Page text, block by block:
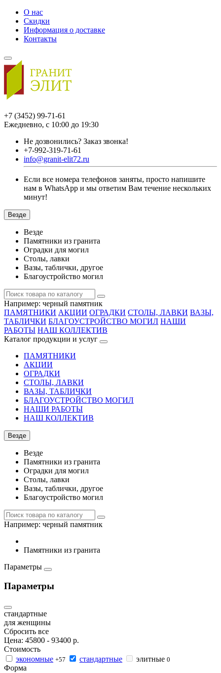
О нас
Скидки
Информация о доставке
Контакты
+7 (3452) 99-71-61
Ежедневно, с 10:00 до 19:30
Не дозвонились? Заказ звонка!
+7-992-319-71-61
info@granit-elit72.ru
Если все номера телефонов заняты, просто напишите
нам в WhatsApp и мы ответим Вам течение нескольких
минут!
Везде
Везде
Памятники из гранита
Оградки для могил
Столы, лавки
Вазы, таблички, другое
Благоустройство могил
Например: черный памятник
ПАМЯТНИКИ АКЦИИ ОГРАДКИ СТОЛЫ, ЛАВКИ ВАЗЫ,
ТАБЛИЧКИ БЛАГОУСТРОЙСТВО МОГИЛ НАШИ
РАБОТЫ НАШ КОЛЛЕКТИВ
Каталог продукции и услуг
ПАМЯТНИКИ
АКЦИИ
ОГРАДКИ
СТОЛЫ, ЛАВКИ
ВАЗЫ, ТАБЛИЧКИ
БЛАГОУСТРОЙСТВО МОГИЛ
НАШИ РАБОТЫ
НАШ КОЛЛЕКТИВ
Везде
Везде
Памятники из гранита
Оградки для могил
Столы, лавки
Вазы, таблички, другое
Благоустройство могил
Например: черный памятник
Памятники из гранита
Параметры
Параметры
стандартные
для женщины
Сбросить все
Цена: 45800 - 93400 р.
Стоимость
экономные +57 стандартные элитные 0
Форма